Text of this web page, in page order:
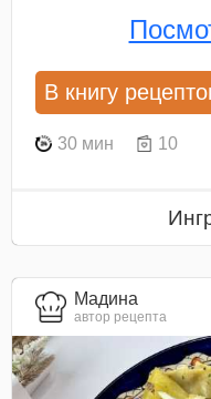
В книгу
30 мин 10
Мадина
автор рецепта